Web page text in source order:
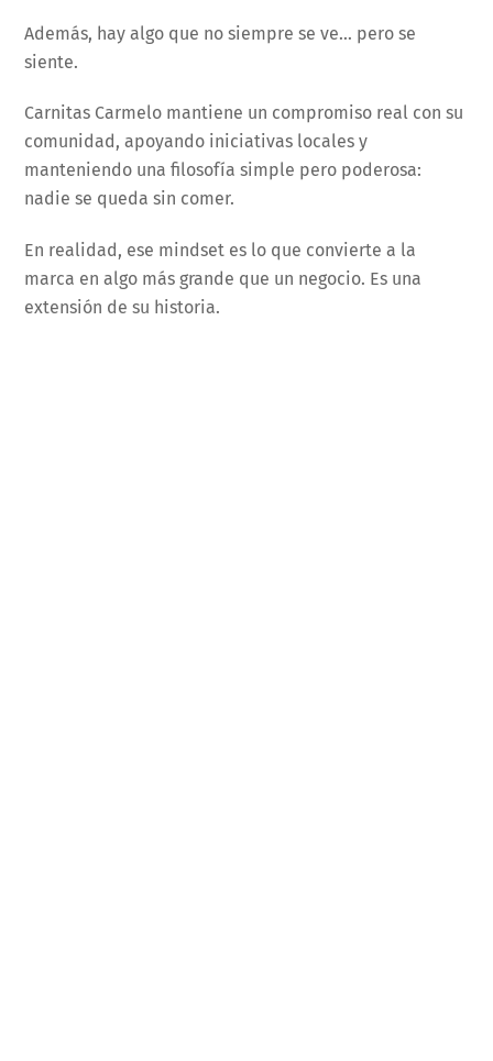
Además, hay algo que no siempre se ve… pero se
siente.
Carnitas Carmelo mantiene un compromiso real con su
comunidad, apoyando iniciativas locales y
manteniendo una filosofía simple pero poderosa:
nadie se queda sin comer.
En realidad, ese mindset es lo que convierte a la
marca en algo más grande que un negocio. Es una
extensión de su historia.